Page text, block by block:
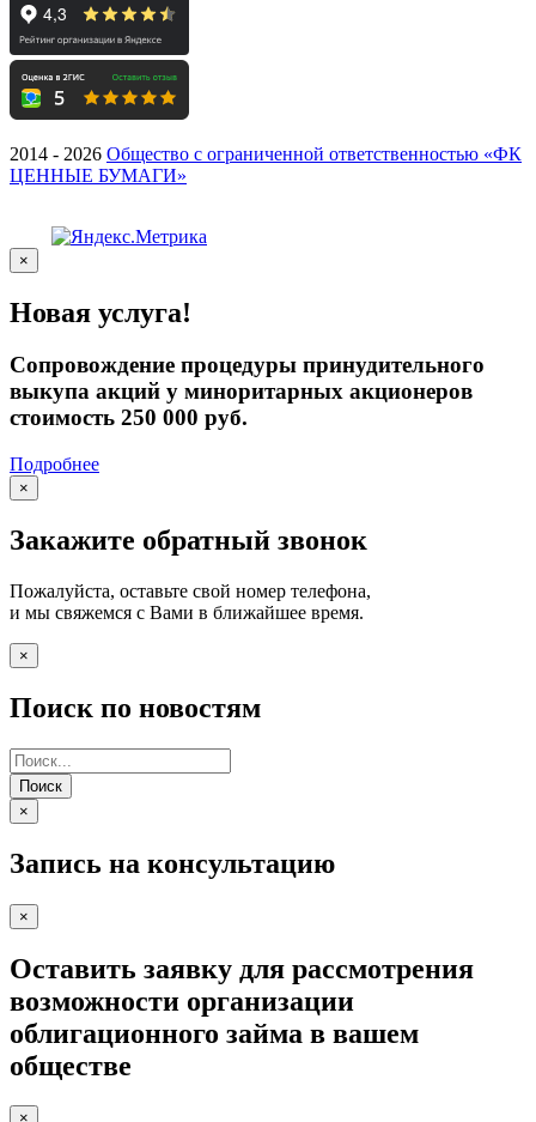
2014 - 2026 Общество с ограниченной ответственностью «ФК
ЦЕННЫЕ БУМАГИ»
×
Новая услуга!
Сопровождение процедуры принудительного
выкупа акций у миноритарных акционеров
стоимость 250 000 руб.
Подробнее
×
Закажите обратный звонок
Пожалуйста, оставьте свой номер телефона,
и мы свяжемся с Вами в ближайшее время.
×
Поиск по новостям
Поиск
×
Запись на консультацию
×
Оставить заявку для рассмотрения
возможности организации
облигационного займа в вашем
обществе
×